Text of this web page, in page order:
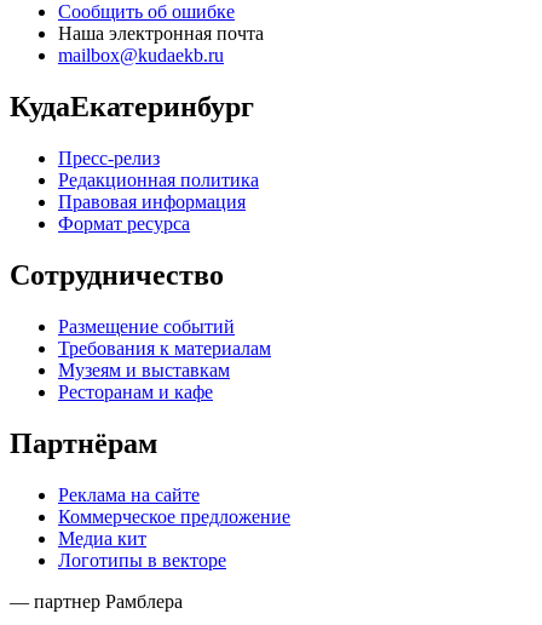
Сообщить об ошибке
Наша электронная почта
mailbox@kudaekb.ru
КудаЕкатеринбург
Пресс-релиз
Редакционная политика
Правовая информация
Формат ресурса
Сотрудничество
Размещение событий
Требования к материалам
Музеям и выставкам
Ресторанам и кафе
Партнёрам
Реклама на сайте
Коммерческое предложение
Медиа кит
Логотипы в векторе
— партнер Рамблера